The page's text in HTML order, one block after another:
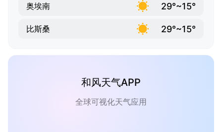
奥埃南 29°~15°
比斯桑 29°~15°
和风天气APP
全球可视化天气应用